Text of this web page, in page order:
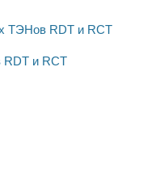
RDT и RCT